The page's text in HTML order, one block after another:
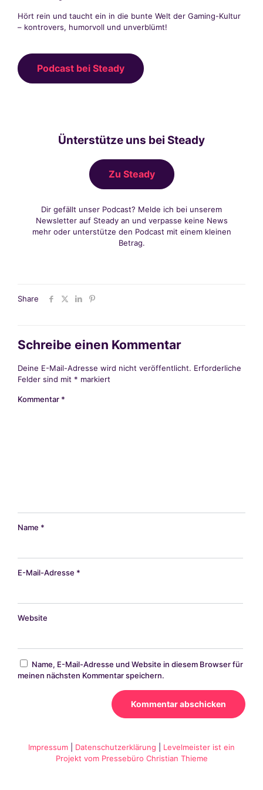
Hört rein und taucht ein in die bunte Welt der Gaming-Kultur
– kontrovers, humorvoll und unverblümt!
Podcast bei Steady
Ünterstütze uns bei Steady
Zu Steady
Dir gefällt unser Podcast? Melde ich bei unserem
Newsletter auf Steady an und verpasse keine News
mehr oder unterstütze den Podcast mit einem kleinen
Betrag.
Share
Schreibe einen Kommentar
Deine E-Mail-Adresse wird nicht veröffentlicht. Erforderliche
Felder sind mit * markiert
Kommentar *
Name *
E-Mail-Adresse *
Website
Name, E-Mail-Adresse und Website in diesem Browser für
meinen nächsten Kommentar speichern.
Impressum Datenschutzerklärung
Levelmeister ist ein
Projekt vom Pressebüro Christian Thieme